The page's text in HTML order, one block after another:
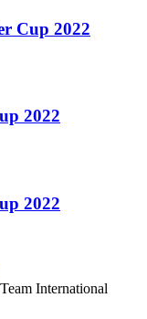
Cup 2022
2022
2022
International